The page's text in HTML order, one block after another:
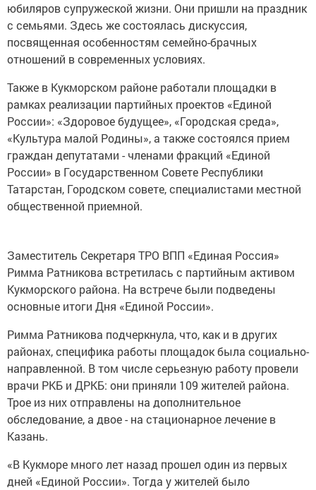
юбиляров супружеской жизни. Они пришли на праздник
с семьями. Здесь же состоялась дискуссия,
посвященная особенностям семейно-брачных
отношений в современных условиях.
Также в Кукморском районе работали площадки в
рамках реализации партийных проектов «Единой
России»: «Здоровое будущее», «Городская среда»,
«Культура малой Родины», а также состоялся прием
граждан депутатами - членами фракций «Единой
России» в Государственном Совете Республики
Татарстан, Городском совете, специалистами местной
общественной приемной.
Заместитель Секретаря ТРО ВПП «Единая Россия»
Римма Ратникова встретилась с партийным активом
Кукморского района. На встрече были подведены
основные итоги Дня «Единой России».
Римма Ратникова подчеркнула, что, как и в других
районах, специфика работы площадок была социально-
направленной. В том числе серьезную работу провели
врачи РКБ и ДРКБ: они приняли 109 жителей района.
Трое из них отправлены на дополнительное
обследование, а двое - на стационарное лечение в
Казань.
«В Кукморе много лет назад прошел один из первых
дней «Единой России». Тогда у жителей было